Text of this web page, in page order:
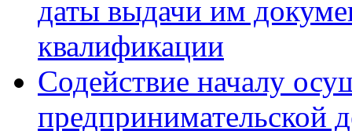
даты выдачи им
квалификации
Содействие началу
предпринимательской